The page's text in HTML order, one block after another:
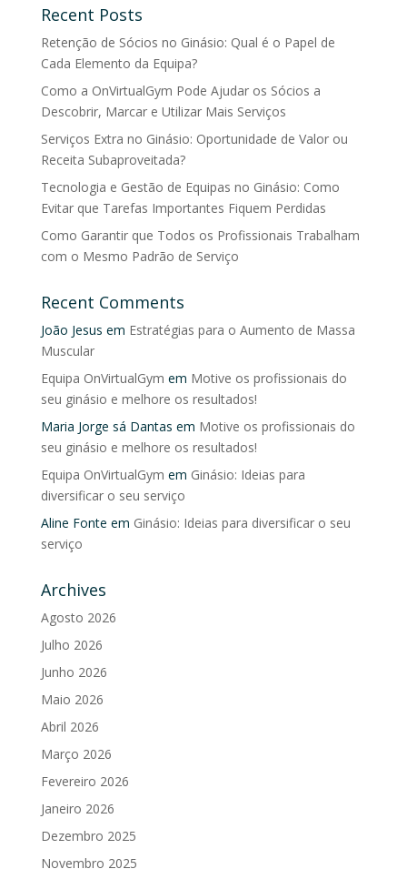
Recent Posts
Retenção de Sócios no Ginásio: Qual é o Papel de
Cada Elemento da Equipa?
Como a OnVirtualGym Pode Ajudar os Sócios a
Descobrir, Marcar e Utilizar Mais Serviços
Serviços Extra no Ginásio: Oportunidade de Valor ou
Receita Subaproveitada?
Tecnologia e Gestão de Equipas no Ginásio: Como
Evitar que Tarefas Importantes Fiquem Perdidas
Como Garantir que Todos os Profissionais Trabalham
com o Mesmo Padrão de Serviço
Recent Comments
João Jesus em Estratégias para o Aumento de Massa
Muscular
Equipa OnVirtualGym em Motive os profissionais do
seu ginásio e melhore os resultados!
Maria Jorge sá Dantas em Motive os profissionais do
seu ginásio e melhore os resultados!
Equipa OnVirtualGym em Ginásio: Ideias para
diversificar o seu serviço
Aline Fonte em Ginásio: Ideias para diversificar o seu
serviço
Archives
Agosto 2026
Julho 2026
Junho 2026
Maio 2026
Abril 2026
Março 2026
Fevereiro 2026
Janeiro 2026
Dezembro 2025
Novembro 2025